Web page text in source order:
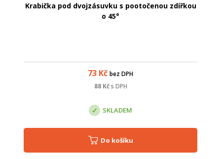
Krabička pod dvojzásuvku s pootočenou zdířkou
o 45°
73 Kč bez DPH
88Kč s DPH
SKLADEM
Do košíku